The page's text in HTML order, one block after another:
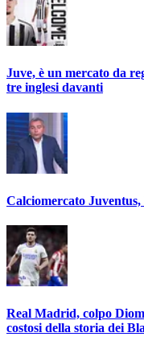
Juve, è un mercato da
tre inglesi davanti
Calciomercato
Real Madrid, colpo
costosi della storia dei